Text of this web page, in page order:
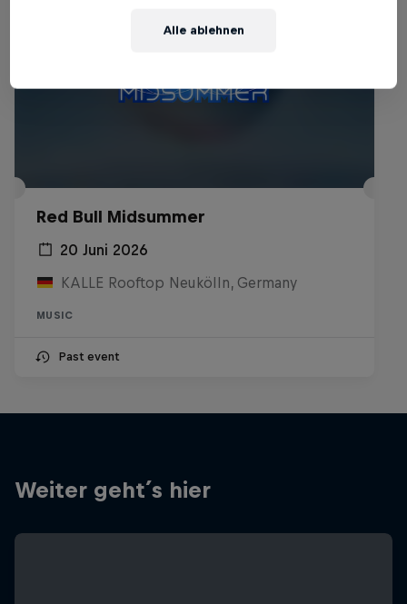
Red Bull Midsummer
20 Juni 2026
KALLE Rooftop Neukölln, Germany
MUSIC
Past event
Weiter geht´s hier
Alle ablehnen